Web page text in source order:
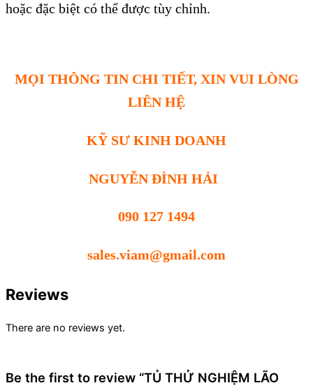
hoặc đặc biệt có thể được tùy chỉnh.
MỌI THÔNG TIN CHI TIẾT, XIN VUI LÒNG
LIÊN HỆ
KỸ SƯ KINH DOANH
NGUYỄN ĐÌNH HẢI
090 127 1494
sales.viam@gmail.com
Reviews
There are no reviews yet.
Be the first to review “TỦ THỬ NGHIỆM LÃO